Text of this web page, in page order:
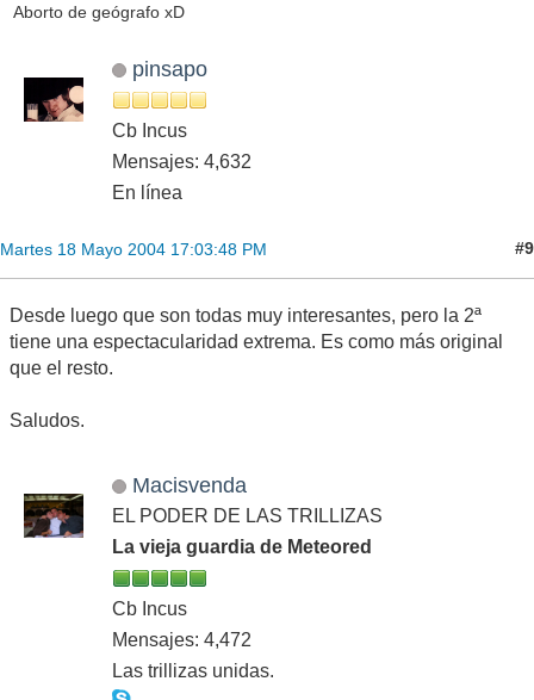
Aborto de geógrafo xD
pinsapo
Cb Incus
Mensajes: 4,632
En línea
Martes 18 Mayo 2004 17:03:48 PM #9
Desde luego que son todas muy interesantes, pero la 2ª
tiene una espectacularidad extrema. Es como más original
que el resto.
Saludos.
Macisvenda
EL PODER DE LAS TRILLIZAS
La vieja guardia de Meteored
Cb Incus
Mensajes: 4,472
Las trillizas unidas.